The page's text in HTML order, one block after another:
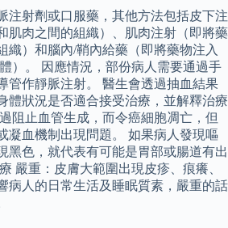
注射劑或口服藥，其他方法包括皮下注
肌肉之間的組織）、肌肉注射（即將藥
織）和腦內/鞘內給藥（即將藥物注入
）。 因應情況，部份病人需要通過手
管作靜脈注射。 醫生會透過抽血結果
體狀況是否適合接受治療，並解釋治療
阻止血管生成，而令癌細胞凋亡，但
凝血機制出現問題。 如果病人發現嘔
黑色，就代表有可能是胃部或腸道有出
嚴重：皮膚大範圍出現皮疹、痕癢、
病人的日常生活及睡眠質素，嚴重的話